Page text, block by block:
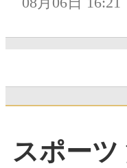
スポーツ